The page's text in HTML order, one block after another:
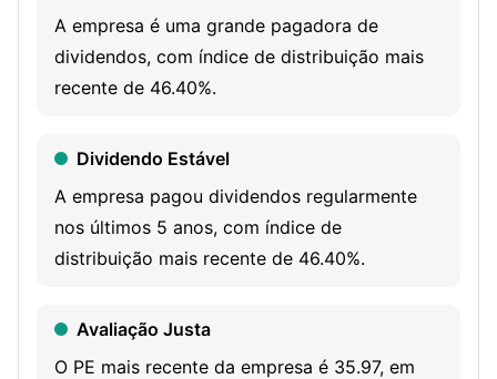
segment discovers, develops, manufactures and markets
a range of veterinary pharmaceutical and vaccine
products, as well as health management solutions and
disease in all livestock and companion animal species. Its
products include KEYTRUDA (pembrolizumab) injection,
for intravenous use; WELIREG (belzutifan) tablets, for oral
use; Ohtuvayre (ensifentrine) and others.
A empresa é uma grande pagadora de
dividendos, com índice de distribuição mais
recente de 46.40%.
Dividendo Estável
A empresa pagou dividendos regularmente
nos últimos 5 anos, com índice de
distribuição mais recente de 46.40%.
Avaliação Justa
O PE mais recente da empresa é 35.97, em